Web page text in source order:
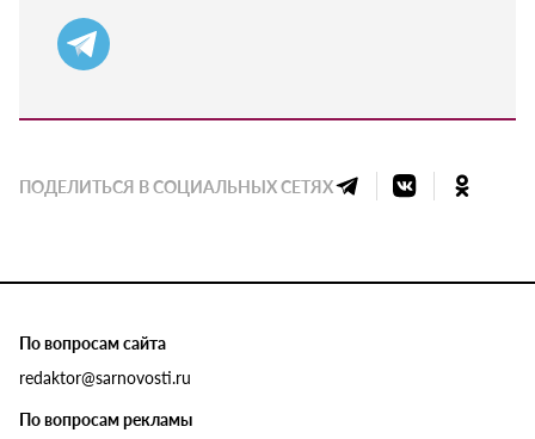
ПОДЕЛИТЬСЯ В СОЦИАЛЬНЫХ СЕТЯХ
По вопросам сайта
redaktor@sarnovosti.ru
По вопросам рекламы